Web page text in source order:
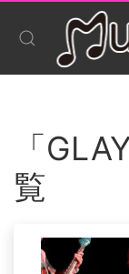
「
覧